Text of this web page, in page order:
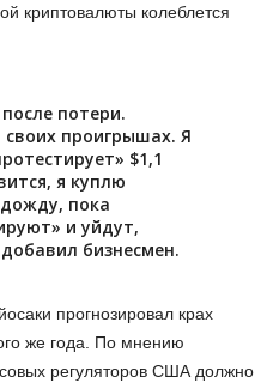
криптовалюты колеблется
потери.
проигрышах. Я
$1,1
я куплю
пока
и уйдут,
бизнесмен.
прогнозировал крах
же года. По мнению
регуляторов США должно